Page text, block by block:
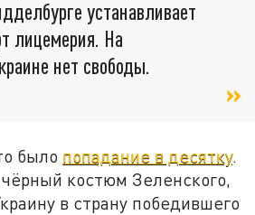
устанавливает
лицемерия. На
нет свободы.
было попадание в десятку.
костюм Зеленского,
в страну победившего